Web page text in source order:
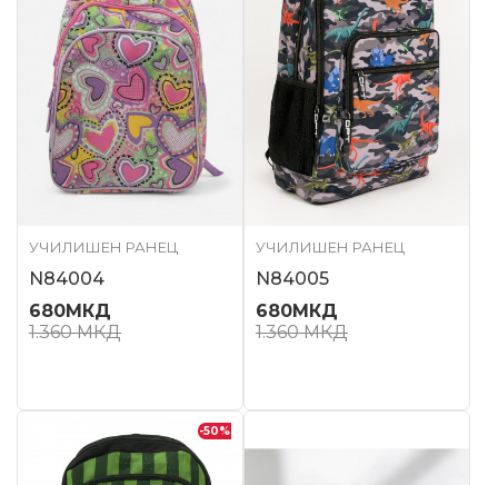
УЧИЛИШЕН РАНЕЦ
N84004
680МКД
1.360МКД
УЧИЛИШЕН РАНЕЦ
N84005
680МКД
1.360МКД
-50%